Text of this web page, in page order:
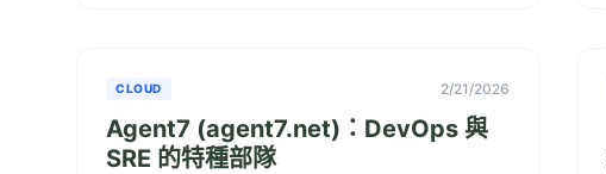
CLOUD 2/21/2026
Agent7 (agent7.net)：DevOps 與
SRE 的特種部隊